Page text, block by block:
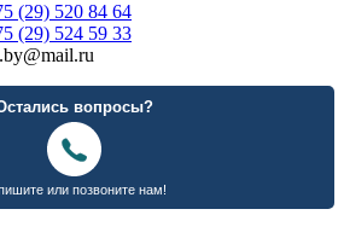
(29) 520 84 64
(29) 524 59 33